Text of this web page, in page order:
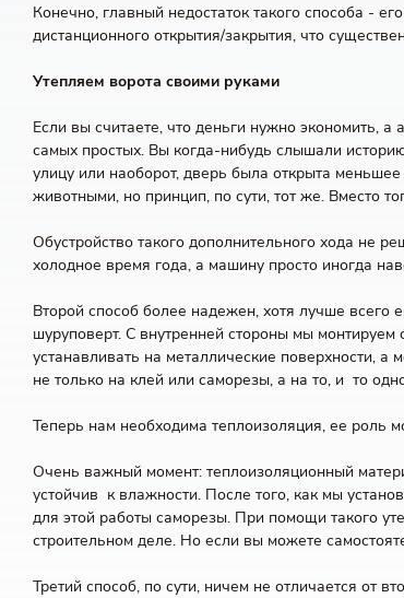
Конечно, главный недостаток такого способа -
дистанционного открытия/закрытия, что
Утепляем ворота своими руками
Если вы считаете, что деньги нужно экономить,
самых простых. Вы когда-нибудь слышали
улицу или наоборот, дверь была открыта
животными, но принцип, по сути, тот же. Вместо
Обустройство такого дополнительного хода не
холодное время года, а машину просто иногда
Второй способ более надежен, хотя лучше всего
шуруповерт. С внутренней стороны мы
устанавливать на металлические поверхности,
не только на клей или саморезы, а на то, и то
Теперь нам необходима теплоизоляция, ее роль
Очень важный момент: теплоизоляционный
устойчив к влажности. После того, как мы
для этой работы саморезы. При помощи такого
строительном деле. Но если вы можете
Третий способ, по сути, ничем не отличается от